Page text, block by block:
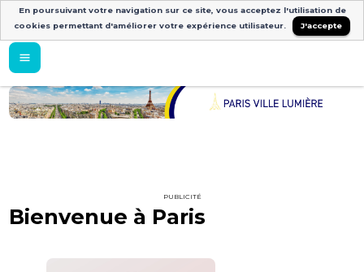
PUBLICITÉ
Bienvenue à Paris
En poursuivant votre navigation sur ce site, vous acceptez l'utilisation de
cookies permettant d'améliorer votre expérience utilisateur.
J'accepte